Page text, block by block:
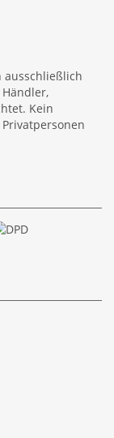
ausschließlich
Kein